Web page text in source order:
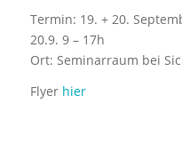
Termin: 19. + 20.
20.9. 9 – 17h
Ort: Seminarraum bei
Flyer hier